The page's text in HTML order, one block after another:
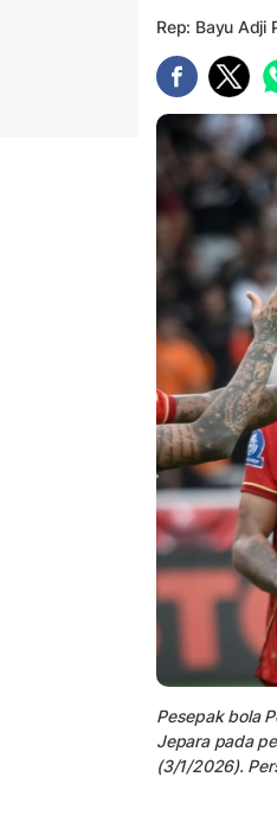
Rep: Bayu Adji
Pesepak bola
Jepara pada
(3/1/2026).